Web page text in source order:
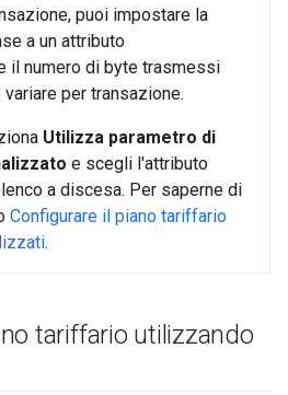
puoi impostare la
a un attributo
il numero di byte trasmessi
per transazione.
Utilizza parametro di
e scegli l'attributo
a discesa. Per saperne di
Configurare il piano tariffario
.
tariffario utilizzando